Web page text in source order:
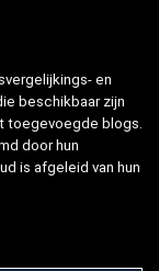
en
beschikbaar zijn
toegevoegde blogs.
door hun
is afgeleid van hun